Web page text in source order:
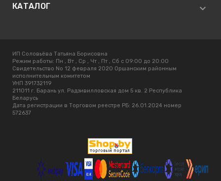
КАТАЛОГ
ИП Соловьёва Татьяна Борисовна
Режим работы: Пн , Вт , Ср , Чт , Пт , Сб c 09:00 до 20:00
Свидетельство No 12 февраля 2020 Оршанским районным
исполнительным комитетом
УНП 391732119
211011 г. Барань ул. Радзивилловская дом 5 кв. 2 Республика
Беларусь
Дата регистрации в Торговом реестре РБ: 26.01.2024 номер
572637